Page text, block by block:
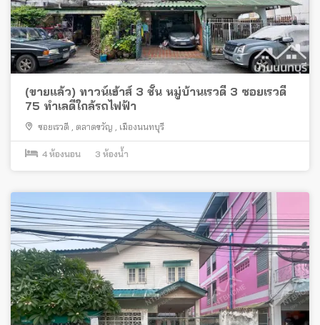
(ขายแล้ว) ทาวน์เฮ้าส์ 3 ชั้น หมู่บ้านเรวดี 3 ซอยเรวดี
75 ทำเลดีใกล้รถไฟฟ้า
ซอยเรวดี ตลาดขวัญ เมืองนนทบุรี
4 ห้องนอน 3 ห้องน้ำ